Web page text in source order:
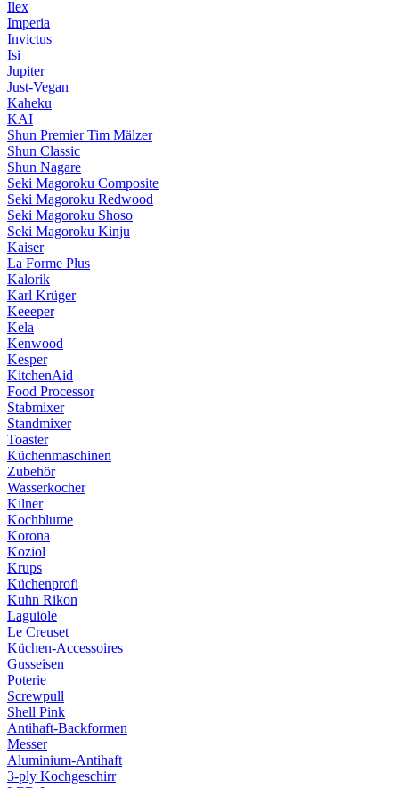
Ilex
Imperia
Invictus
Isi
Jupiter
Just-Vegan
Kaheku
KAI
Shun Premier Tim Mälzer
Shun Classic
Shun Nagare
Seki Magoroku Composite
Seki Magoroku Redwood
Seki Magoroku Shoso
Seki Magoroku Kinju
Kaiser
La Forme Plus
Kalorik
Karl Krüger
Keeeper
Kela
Kenwood
Kesper
KitchenAid
Food Processor
Stabmixer
Standmixer
Toaster
Küchenmaschinen
Zubehör
Wasserkocher
Kilner
Kochblume
Korona
Koziol
Krups
Küchenprofi
Kuhn Rikon
Laguiole
Le Creuset
Küchen-Accessoires
Gusseisen
Poterie
Screwpull
Shell Pink
Antihaft-Backformen
Messer
Aluminium-Antihaft
3-ply Kochgeschirr